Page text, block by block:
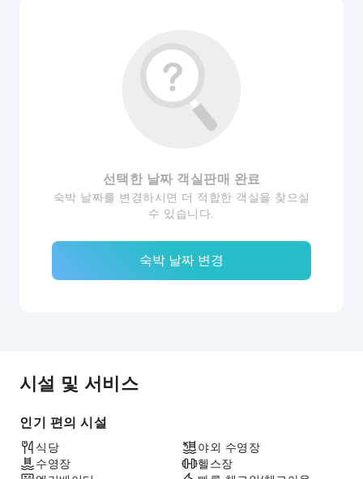
선택한 날짜 객실판매 완료
숙박 날짜를 변경하시면 더 적합한 객실을 찾으실
수 있습니다.
숙박 날짜 변경
시설 및 서비스
인기 편의 시설
식당
수영장
야외 수영장
헬스장